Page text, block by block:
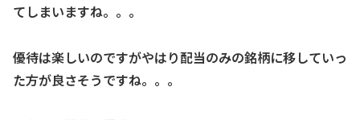
てしまいますね。。。
優待は楽しいのですがやはり配当のみの銘柄に移していっ
た方が良さそうですね。。。